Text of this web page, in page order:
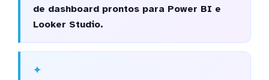
de dashboard prontos para Power BI e
Looker Studio.